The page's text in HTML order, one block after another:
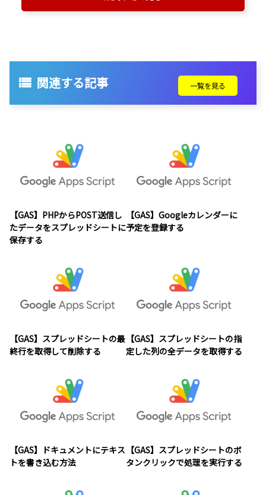
関連する記事
【GAS】PHPからPOST送信し
たデータをスプレッドシートに
保存する
【GAS】Googleカレンダーに
予定を登録する
【GAS】スプレッドシートの最
終行を取得して削除する
【GAS】スプレッドシートの指
定した列の全データを取得する
【GAS】ドキュメントにテキス
トを書き込む方法
【GAS】スプレッドシートのボ
タンクリックで処理を実行する
一覧を見る